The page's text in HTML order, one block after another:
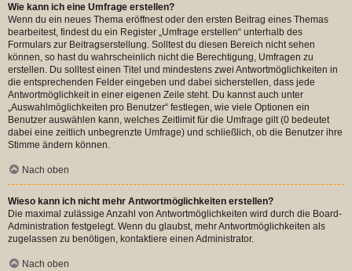
Wie kann ich eine Umfrage erstellen?
Wenn du ein neues Thema eröffnest oder den ersten Beitrag eines Themas
bearbeitest, findest du ein Register „Umfrage erstellen“ unterhalb des
Formulars zur Beitragserstellung. Solltest du diesen Bereich nicht sehen
können, so hast du wahrscheinlich nicht die Berechtigung, Umfragen zu
erstellen. Du solltest einen Titel und mindestens zwei Antwortmöglichkeiten in
die entsprechenden Felder eingeben und dabei sicherstellen, dass jede
Antwortmöglichkeit in einer eigenen Zeile steht. Du kannst auch unter
„Auswahlmöglichkeiten pro Benutzer“ festlegen, wie viele Optionen ein
Benutzer auswählen kann, welches Zeitlimit für die Umfrage gilt (0 bedeutet
dabei eine zeitlich unbegrenzte Umfrage) und schließlich, ob die Benutzer ihre
Stimme ändern können.
Nach oben
Wieso kann ich nicht mehr Antwortmöglichkeiten erstellen?
Die maximal zulässige Anzahl von Antwortmöglichkeiten wird durch die Board-
Administration festgelegt. Wenn du glaubst, mehr Antwortmöglichkeiten als
zugelassen zu benötigen, kontaktiere einen Administrator.
Nach oben